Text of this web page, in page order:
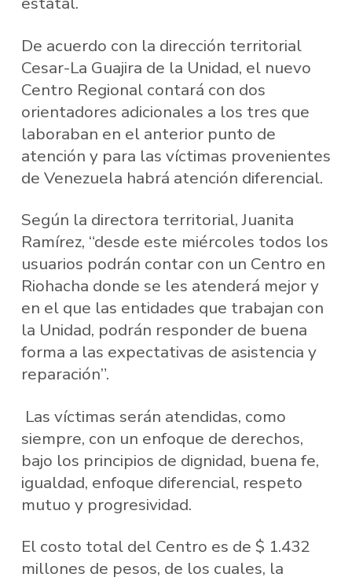
De acuerdo con la dirección territorial
Cesar-La Guajira de la Unidad, el nuevo
Centro Regional contará con dos
orientadores adicionales a los tres que
laboraban en el anterior punto de
atención y para las víctimas provenientes
de Venezuela habrá atención diferencial.
Según la directora territorial, Juanita
Ramírez, “desde este miércoles todos los
usuarios podrán contar con un Centro en
Riohacha donde se les atenderá mejor y
en el que las entidades que trabajan con
la Unidad, podrán responder de buena
forma a las expectativas de asistencia y
reparación”.
Las víctimas serán atendidas, como
siempre, con un enfoque de derechos,
bajo los principios de dignidad, buena fe,
igualdad, enfoque diferencial, respeto
mutuo y progresividad.
El costo total del Centro es de $ 1.432
millones de pesos, de los cuales, la